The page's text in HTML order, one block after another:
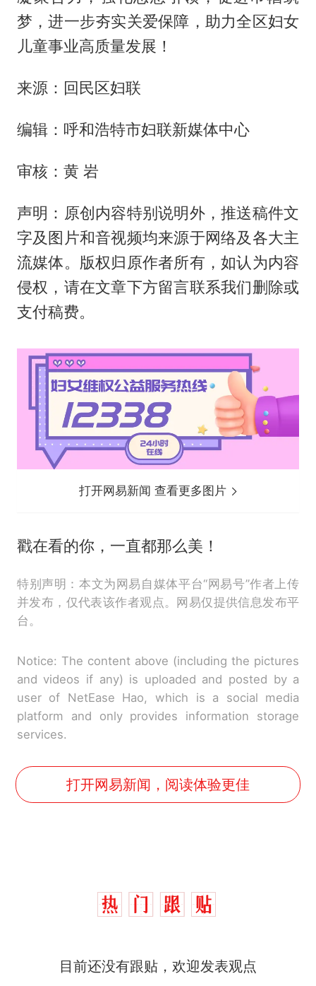
梦，进一步夯实关爱保障，助力全区妇女
儿童事业高质量发展！
来源：回民区妇联
编辑：呼和浩特市妇联新媒体中心
审核：黄 岩
声明：原创内容特别说明外，推送稿件文
字及图片和音视频均来源于网络及各大主
流媒体。版权归原作者所有，如认为内容
侵权，请在文章下方留言联系我们删除或
支付稿费。
打开网易新闻 查看更多图片
戳在看的你，一直都那么美！
特别声明：本文为网易自媒体平台“网易号”作者上传
并发布，仅代表该作者观点。网易仅提供信息发布平
台。
Notice: The content above (including the pictures
and videos if any) is uploaded and posted by a
user of NetEase Hao, which is a social media
platform and only provides information storage
services.
打开网易新闻，阅读体验更佳
目前还没有跟贴，欢迎发表观点
么？